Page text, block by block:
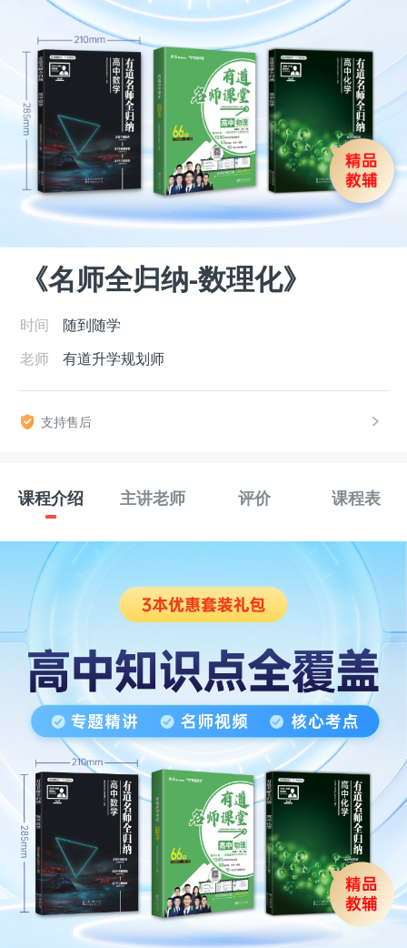
《名师全归纳-数理化》
时间
随到随学
老师
有道升学规划师
支持售后
课程介绍 主讲老师 评价 课程表